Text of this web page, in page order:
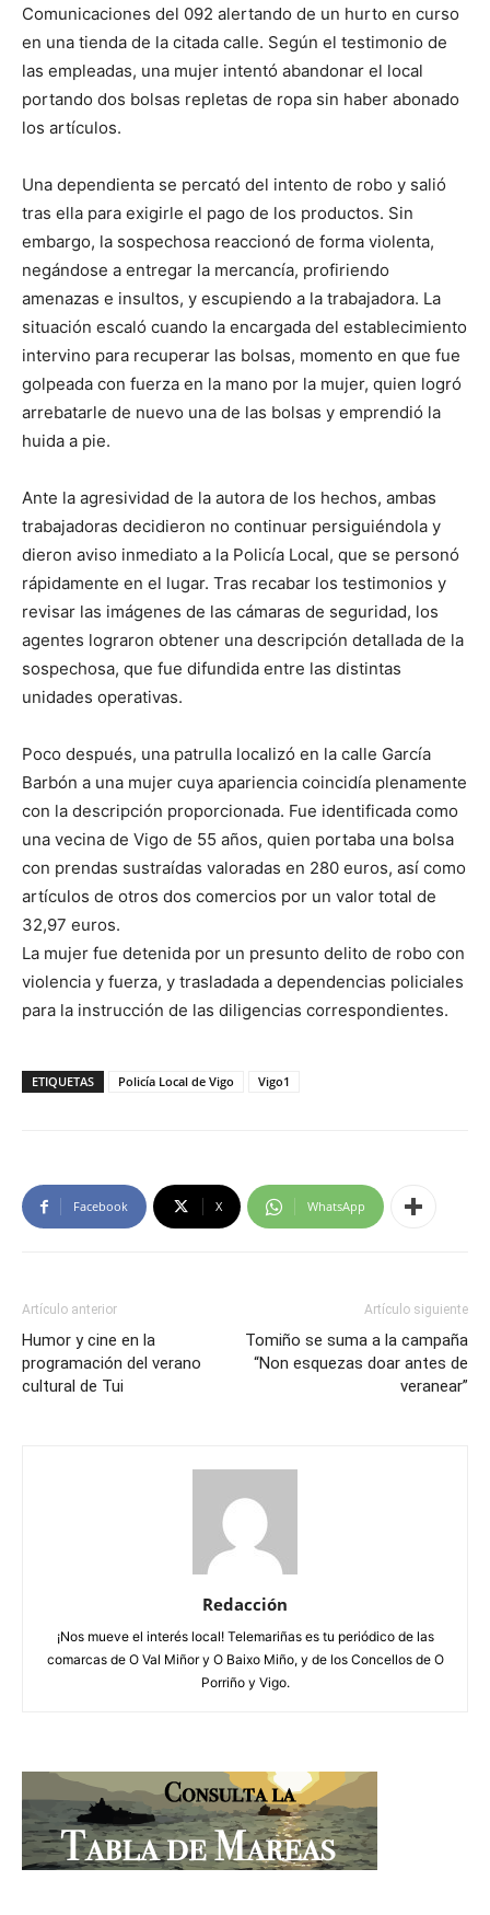
Comunicaciones del 092 alertando de un hurto en curso
en una tienda de la citada calle. Según el testimonio de
las empleadas, una mujer intentó abandonar el local
portando dos bolsas repletas de ropa sin haber abonado
los artículos.
Una dependienta se percató del intento de robo y salió
tras ella para exigirle el pago de los productos. Sin
embargo, la sospechosa reaccionó de forma violenta,
negándose a entregar la mercancía, profiriendo
amenazas e insultos, y escupiendo a la trabajadora. La
situación escaló cuando la encargada del establecimiento
intervino para recuperar las bolsas, momento en que fue
golpeada con fuerza en la mano por la mujer, quien logró
arrebatarle de nuevo una de las bolsas y emprendió la
huida a pie.
Ante la agresividad de la autora de los hechos, ambas
trabajadoras decidieron no continuar persiguiéndola y
dieron aviso inmediato a la Policía Local, que se personó
rápidamente en el lugar. Tras recabar los testimonios y
revisar las imágenes de las cámaras de seguridad, los
agentes lograron obtener una descripción detallada de la
sospechosa, que fue difundida entre las distintas
unidades operativas.
Poco después, una patrulla localizó en la calle García
Barbón a una mujer cuya apariencia coincidía plenamente
con la descripción proporcionada. Fue identificada como
una vecina de Vigo de 55 años, quien portaba una bolsa
con prendas sustraídas valoradas en 280 euros, así como
artículos de otros dos comercios por un valor total de
32,97 euros.
La mujer fue detenida por un presunto delito de robo con
violencia y fuerza, y trasladada a dependencias policiales
para la instrucción de las diligencias correspondientes.
ETIQUETAS Policía Local de Vigo Vigo1
Facebook X WhatsApp
Artículo anterior
Humor y cine en la
programación del verano
cultural de Tui
Artículo siguiente
Tomiño se suma a la campaña
“Non esquezas doar antes de
veranear”
Redacción
¡Nos mueve el interés local! Telemariñas es tu periódico de las
comarcas de O Val Miñor y O Baixo Miño, y de los Concellos de O
Porriño y Vigo.